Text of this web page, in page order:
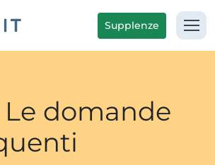
Supplenze
Le domande